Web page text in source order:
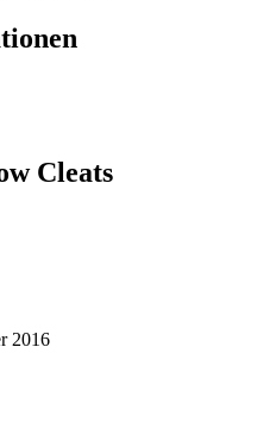
Cleats
2016